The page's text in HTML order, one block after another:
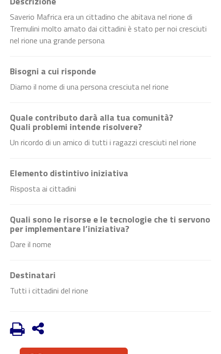
Saverio Mafrica era un cittadino che abitava nel rione di
Tremulini molto amato dai cittadini è stato per noi cresciuti
nel rione una grande persona
Bisogni a cui risponde
Diamo il nome di una persona cresciuta nel rione
Quale contributo darà alla tua comunità?
Quali problemi intende risolvere?
Un ricordo di un amico di tutti i ragazzi cresciuti nel rione
Elemento distintivo iniziativa
Risposta ai cittadini
Quali sono le risorse e le tecnologie che ti servono
per implementare l’iniziativa?
Dare il nome
Destinatari
Tutti i cittadini del rione